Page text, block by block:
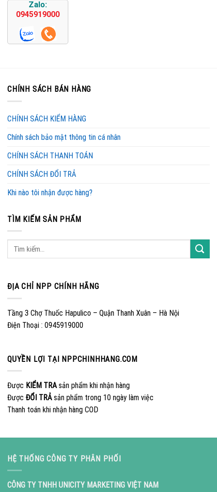
Zalo:
0945919000
CHÍNH SÁCH BÁN HÀNG
CHÍNH SÁCH KIỂM HÀNG
Chính sách bảo mật thông tin cá nhân
CHÍNH SÁCH THANH TOÁN
CHÍNH SÁCH ĐỔI TRẢ
Khi nào tôi nhận được hàng?
TÌM KIẾM SẢN PHẨM
ĐỊA CHỈ NPP CHÍNH HÃNG
Tầng 3 Chợ Thuốc Hapulico – Quận Thanh Xuân – Hà Nội
Điện Thoại : 0945919000
QUYỀN LỢI TẠI NPPCHINHHANG.COM
Được KIỂM TRAsản phẩm khi nhận hàng
Được ĐỔI TRẢsản phẩm trong 10 ngày làm việc
Thanh toán khi nhận hàng COD
HỆ THỐNG CÔNG TY PHÂN PHỐI
CÔNG TY TNHH UNICITY MARKETING VIỆT NAM